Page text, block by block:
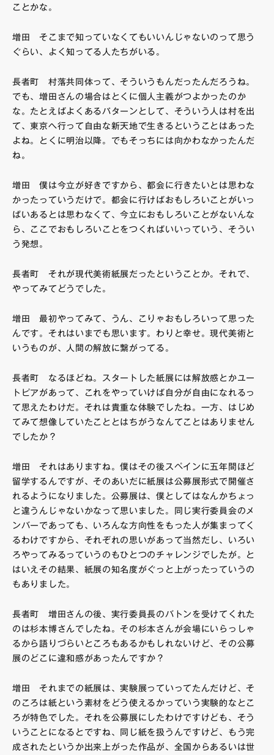
ことかな。
増田 そこまで知っていなくてもいいんじゃないのって思う
ぐらい、よく知ってる人たちがいる。
長者町 村落共同体って、そういうもんだったんだろうね。
でも、増田さんの場合はとくに個人主義がつよかったのか
な。たとえばよくあるパターンとして、そういう人は村を出
て、東京へ行って自由な新天地で生きるということはあった
よね。とくに明治以降。でもそっちには向かわなかったんだ
ね。
増田 僕は今立が好きですから、都会に行きたいとは思わな
かったっていうだけで。都会に行けばおもしろいことがいっ
ぱいあるとは思わなくて、今立におもしろいことがないんな
ら、ここでおもしろいことをつくればいいっていう、そうい
う発想。
長者町 それが現代美術紙展だったということか。それで、
やってみてどうでした。
増田 最初やってみて、うん、こりゃおもしろいって思った
んです。それはいまでも思います。わりと幸せ。現代美術と
いうものが、人間の解放に繋がってる。
長者町 なるほどね。スタートした紙展には解放感とかユー
トピアがあって、これをやっていけば自分が自由になれるっ
て思えたわけだ。それは貴重な体験でしたね。一方、はじめ
てみて想像していたこととはちがうなんてことはありません
でしたか？
増田 それはありますね。僕はその後スペインに五年間ほど
留学するんですが、そのあいだに紙展は公募展形式で開催さ
れるようになりました。公募展は、僕としてはなんかちょっ
と違うんじゃないかなって思いました。同じ実行委員会のメ
ンバーであっても、いろんな方向性をもった人が集まってく
るわけですから、それぞれの思いがあって当然だし、いろい
ろやってみるっていうのもひとつのチャレンジでしたが。と
はいえその結果、紙展の知名度がぐっと上がったっていうの
もありました。
長者町 増田さんの後、実行委員長のバトンを受けてくれた
のは杉本博さんでしたね。その杉本さんが会場にいらっしゃ
るから語りづらいところもあるかもしれないけど、その公募
展のどこに違和感があったんですか？
増田 それまでの紙展は、実験展っていってたんだけど、そ
のころは紙という素材をどう使えるかっていう実験的なとこ
ろが特色でした。それを公募展にしたわけですけども、そう
いうことになるとですね、同じ紙を扱うんですけど、もう完
成されたというか出来上がった作品が、全国からあるいは世